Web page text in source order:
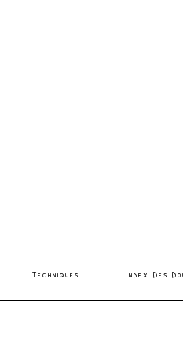
Techniques Index Des